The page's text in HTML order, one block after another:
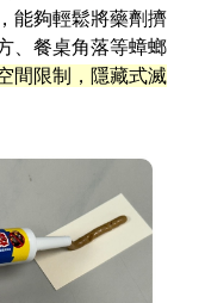
能夠輕鬆將藥劑擠
、餐桌角落等蟑螂
間限制，隱藏式滅